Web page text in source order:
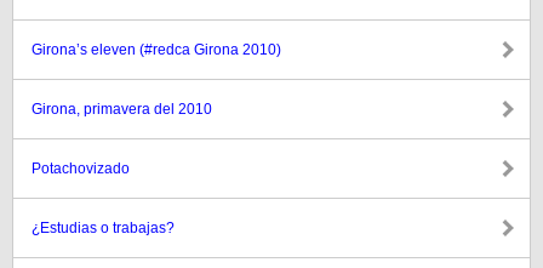
Girona’s eleven (#redca Girona 2010)
Girona, primavera del 2010
Potachovizado
¿Estudias o trabajas?